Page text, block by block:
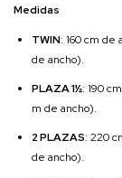
Medidas
TWIN: 160 cm de
de ancho).
PLAZA 1½: 190
m de ancho).
2 PLAZAS: 220
de ancho).